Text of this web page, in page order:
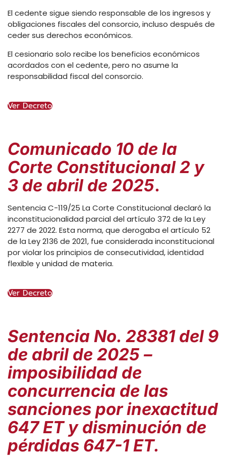
El cedente sigue siendo responsable de los ingresos y
obligaciones fiscales del consorcio, incluso después de
ceder sus derechos económicos.
El cesionario solo recibe los beneficios económicos
acordados con el cedente, pero no asume la
responsabilidad fiscal del consorcio.
Ver Decreto
Comunicado 10 de la
Corte Constitucional 2 y
3 de abril de 2025.
Sentencia C-119/25 La Corte Constitucional declaró la
inconstitucionalidad parcial del artículo 372 de la Ley
2277 de 2022. Esta norma, que derogaba el artículo 52
de la Ley 2136 de 2021, fue considerada inconstitucional
por violar los principios de consecutividad, identidad
flexible y unidad de materia.
Ver Decreto
Sentencia No. 28381 del 9
de abril de 2025 –
imposibilidad de
concurrencia de las
sanciones por inexactitud
647 ET y disminución de
pérdidas 647-1 ET.